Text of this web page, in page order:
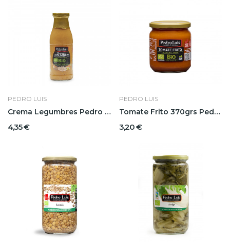
PEDRO LUIS
Crema Legumbres Pedro Luis
4,35 €
PEDRO LUIS
Tomate Frito 370grs Pedro Luis
3,20 €